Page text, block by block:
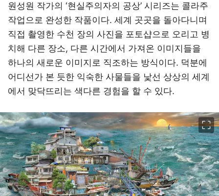
원성원 작가의 ‘현실주의자의 공상’ 시리즈는 콜라주
작업으로 완성한 작품이다. 세계 곳곳을 돌아다니며
직접 촬영한 수천 장의 사진을 포토샵으로 오리고 병
치해 다른 장소, 다른 시간에서 가져온 이미지들을
하나의 새로운 이미지로 직조하는 방식이다. 덕분에
어디선가 본 듯한 익숙한 사물들을 낯선 상상의 세계
에서 맞닥뜨리는 색다른 경험을 할 수 있다.